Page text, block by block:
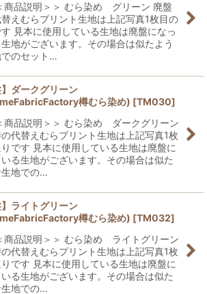
品説明＞＞ むら染め グリーン 廃盤
えむらプリント生地は上記写真1枚目の
見本に使用している生地は廃盤になっ
地がございます。その場合は似たよう
でのセット…
】ダークグリーン
樽むら染め) [TM030]
品説明＞＞ むら染め ダークグリーン
代替えむらプリント生地は上記写真1枚
りです 見本に使用している生地は廃盤に
る生地がございます。その場合は似た
生地での…
】ライトグリーン
樽むら染め) [TM032]
品説明＞＞ むら染め ライトグリーン
代替えむらプリント生地は上記写真1枚
りです 見本に使用している生地は廃盤に
る生地がございます。その場合は似た
生地での…